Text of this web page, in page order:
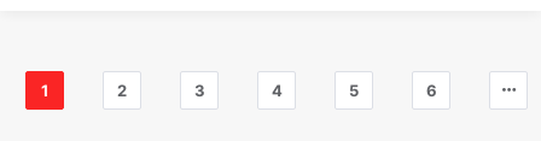
1 2 3 4 5 6